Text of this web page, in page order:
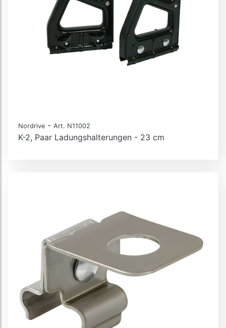
Nordrive - Art. N11002
K-2, Paar Ladungshalterungen - 23 cm